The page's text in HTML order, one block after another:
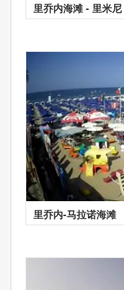
里乔内海滩 - 里米尼
里乔内-马拉诺海滩